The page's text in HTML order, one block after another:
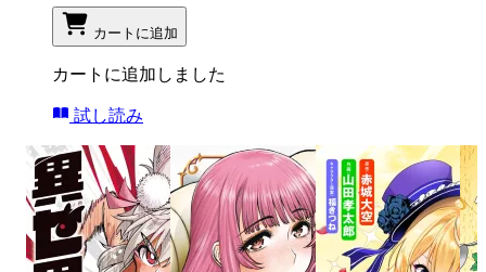
カートに追加
カートに追加しました
試し読み